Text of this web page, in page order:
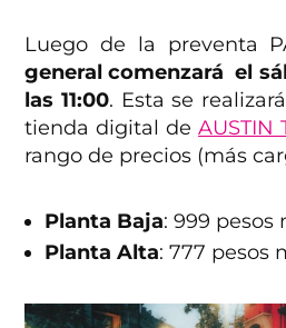
Luego de la preventa
general comenzará el
las 11:00. Esta se
tienda digital deAUSTIN
rango de precios (más
Planta Baja: 999 pesos
Planta Alta: 777 pesos